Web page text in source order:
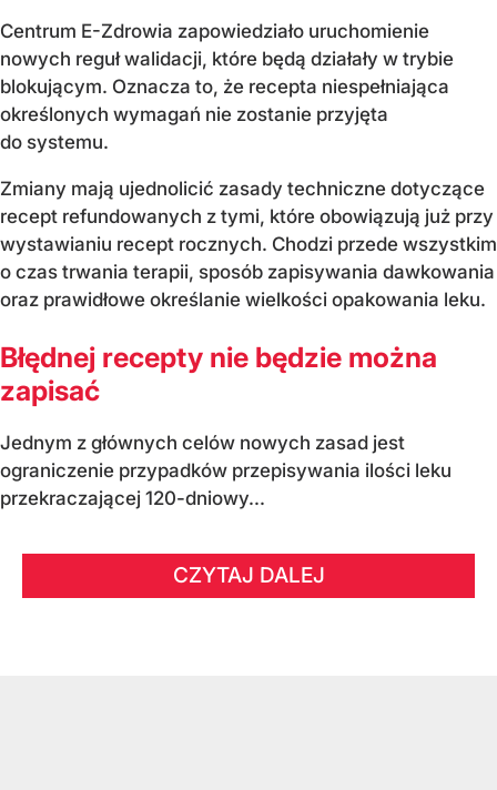
Centrum E-Zdrowia zapowiedziało uruchomienie
nowych reguł walidacji, które będą działały w trybie
blokującym. Oznacza to, że recepta niespełniająca
określonych wymagań nie zostanie przyjęta
do systemu.
Zmiany mają ujednolicić zasady techniczne dotyczące
recept refundowanych z tymi, które obowiązują już przy
wystawianiu recept rocznych. Chodzi przede wszystkim
o czas trwania terapii, sposób zapisywania dawkowania
oraz prawidłowe określanie wielkości opakowania leku.
Błędnej recepty nie będzie można
zapisać
Jednym z głównych celów nowych zasad jest
ograniczenie przypadków przepisywania ilości leku
przekraczającej 120-dniowy...
CZYTAJ DALEJ